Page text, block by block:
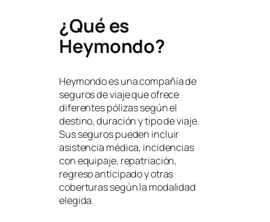
¿Qué es
Heymondo?
Heymondo es una compañía de
seguros de viaje que ofrece
diferentes pólizas según el
destino, duración y tipo de viaje.
Sus seguros pueden incluir
asistencia médica, incidencias
con equipaje, repatriación,
regreso anticipado y otras
coberturas según la modalidad
elegida.